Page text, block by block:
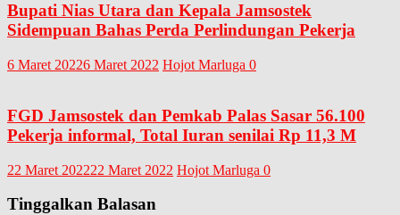
Bupati Nias Utara dan Kepala Jamsostek
Sidempuan Bahas Perda Perlindungan Pekerja
6 Maret 20226 Maret 2022 Hojot Marluga 0
FGD Jamsostek dan Pemkab Palas Sasar 56.100
Pekerja informal, Total Iuran senilai Rp 11,3 M
22 Maret 202222 Maret 2022 Hojot Marluga 0
Tinggalkan Balasan